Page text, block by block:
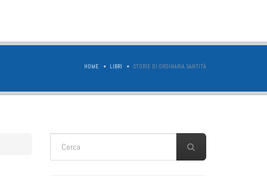
HOME LIBRI STORIE DI ORDINARIA SANTITÀ
FORM DI RICERCA